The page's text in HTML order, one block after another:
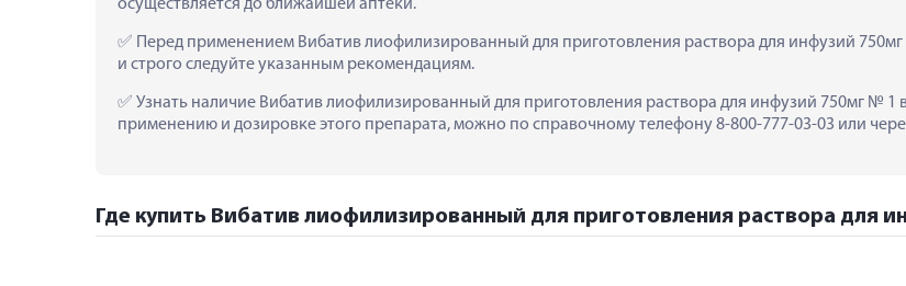
осуществляется до ближайшей аптеки.
Перед применением Вибатив лиофилизированный для приготовления раствора для инфузий
и строго следуйте указанным рекомендациям.
Узнать наличие Вибатив лиофилизированный для приготовления раствора для инфузий 750мг № 1
применению и дозировке этого препарата, можно по справочному телефону 8-800-777-03-03 или
Где купить Вибатив лиофилизированный для приготовления раствора для